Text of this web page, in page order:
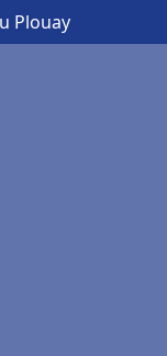
Plouay